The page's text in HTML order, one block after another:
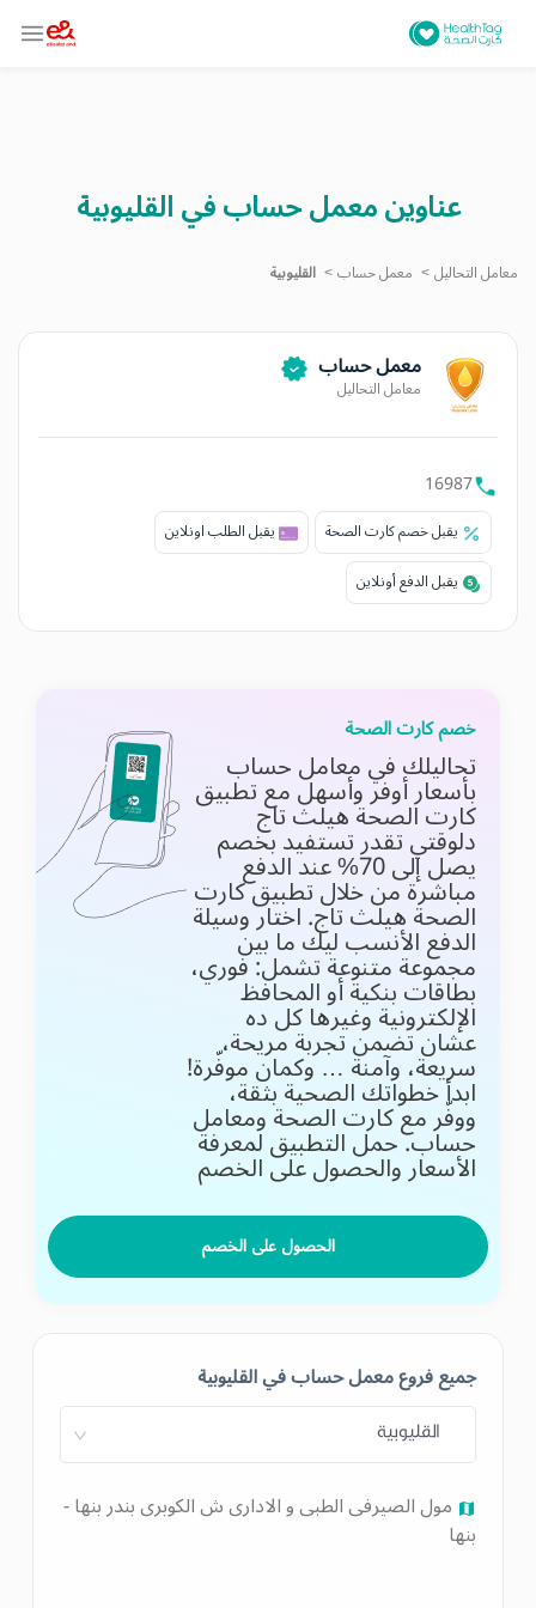
عناوين معمل حساب في القليوبية
معامل التحاليل معمل حساب القليوبية
معمل حساب
معامل التحاليل
16987
يقبل خصم كارت الصحة
يقبل الطلب اونلاين
يقبل الدفع أونلاين
خصم كارت الصحة
تحاليلك في معامل حساب
بأسعار أوفر وأسهل مع تطبيق
كارت الصحة هيلث تاج
دلوقتي تقدر تستفيد بخصم
يصل إلى 70% عند الدفع
مباشرة من خلال تطبيق كارت
الصحة هيلث تاج. اختار وسيلة
الدفع الأنسب ليك ما بين
مجموعة متنوعة تشمل: فوري،
بطاقات بنكية أو المحافظ
الإلكترونية وغيرها كل ده
عشان تضمن تجربة مريحة،
سريعة، وآمنة … وكمان موفّرة!
ابدأ خطواتك الصحية بثقة،
ووفّر مع كارت الصحة ومعامل
حساب.حمل التطبيق لمعرفة
الأسعار والحصول على الخصم
الحصول على الخصم
جميع فروع معمل حساب في القليوبية
القليوبية
مول الصيرفى الطبى و الادارى ش الكوبرى بندر بنها -
بنها